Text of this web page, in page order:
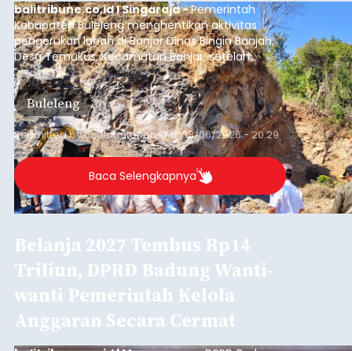
balitribune.co.id I Singaraja -Pemerintah
Kabupaten Buleleng menghentikan aktivitas
pengerukan lahan di Banjar Dinas Bingin Banjah,
Desa Temukus, Kecamatan Banjar, setelah
ditemukan indikasi kegiatan pengambilan
material yang tidak sesuai dengan peruntukan
kawasan.
Buleleng
Submitted bycontributoronThu, 08/06/2026 - 20:29
Baca Selengkapnya
Belanja 2027 Tembus Rp14
Triliun, DPRD Badung Wanti-
wanti Pemerintah Kelola
Anggaran Secara Cermat